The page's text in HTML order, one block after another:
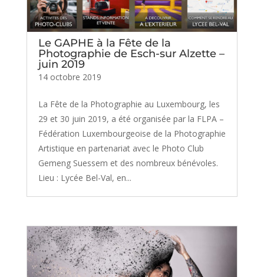
Le GAPHE à la Fête de la
Photographie de Esch-sur Alzette –
juin 2019
14 octobre 2019
La Fête de la Photographie au Luxembourg, les
29 et 30 juin 2019, a été organisée par la FLPA –
Fédération Luxembourgeoise de la Photographie
Artistique en partenariat avec le Photo Club
Gemeng Suessem et des nombreux bénévoles.
Lieu : Lycée Bel-Val, en...